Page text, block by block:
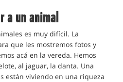
a un animal
es muy difícil. La
que les mostremos fotos y
acá en la vereda. Hemos
al jaguar, la danta. Una
están viviendo en una riqueza